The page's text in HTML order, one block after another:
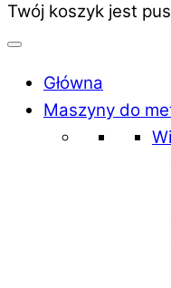
Twój koszyk jest
Główna
Maszyny do